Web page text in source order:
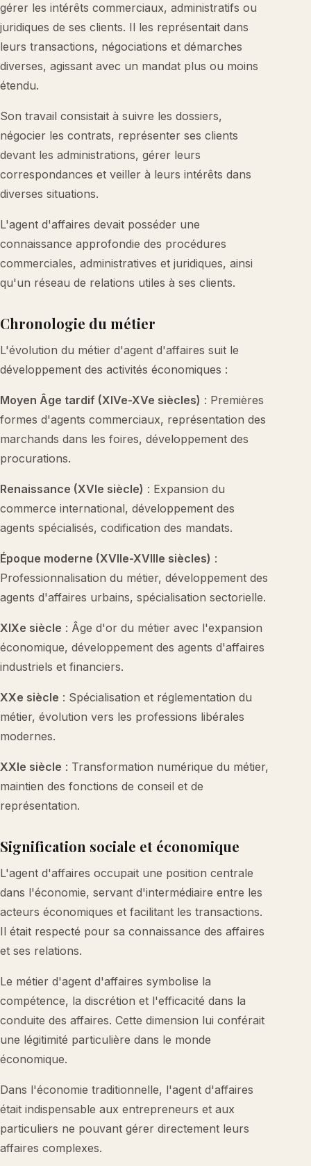
gérer les intérêts commerciaux, administratifs ou
juridiques de ses clients. Il les représentait dans
leurs transactions, négociations et démarches
diverses, agissant avec un mandat plus ou moins
étendu.
Son travail consistait à suivre les dossiers,
négocier les contrats, représenter ses clients
devant les administrations, gérer leurs
correspondances et veiller à leurs intérêts dans
diverses situations.
L'agent d'affaires devait posséder une
connaissance approfondie des procédures
commerciales, administratives et juridiques, ainsi
qu'un réseau de relations utiles à ses clients.
Chronologie du métier
L'évolution du métier d'agent d'affaires suit le
développement des activités économiques :
Moyen Âge tardif (XIVe-XVe siècles) : Premières
formes d'agents commerciaux, représentation des
marchands dans les foires, développement des
procurations.
Renaissance (XVIe siècle) : Expansion du
commerce international, développement des
agents spécialisés, codification des mandats.
Époque moderne (XVIIe-XVIIIe siècles) :
Professionnalisation du métier, développement des
agents d'affaires urbains, spécialisation sectorielle.
XIXe siècle : Âge d'or du métier avec l'expansion
économique, développement des agents d'affaires
industriels et financiers.
XXe siècle : Spécialisation et réglementation du
métier, évolution vers les professions libérales
modernes.
XXIe siècle : Transformation numérique du métier,
maintien des fonctions de conseil et de
représentation.
Signification sociale et économique
L'agent d'affaires occupait une position centrale
dans l'économie, servant d'intermédiaire entre les
acteurs économiques et facilitant les transactions.
Il était respecté pour sa connaissance des affaires
et ses relations.
Le métier d'agent d'affaires symbolise la
compétence, la discrétion et l'efficacité dans la
conduite des affaires. Cette dimension lui conférait
une légitimité particulière dans le monde
économique.
Dans l'économie traditionnelle, l'agent d'affaires
était indispensable aux entrepreneurs et aux
particuliers ne pouvant gérer directement leurs
affaires complexes.